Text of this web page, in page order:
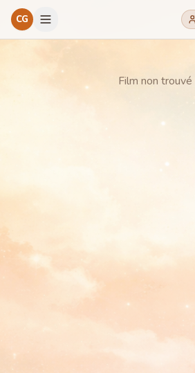
CG
Film non trouvé